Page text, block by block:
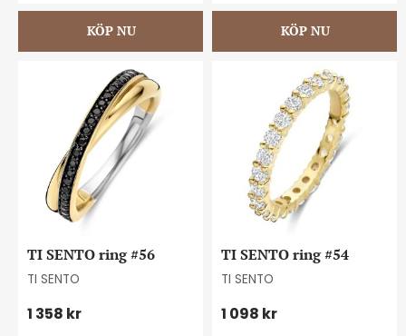
TI SENTO ring #56
TI SENTO
1 358 kr
TI SENTO ring #54
TI SENTO
1 098 kr